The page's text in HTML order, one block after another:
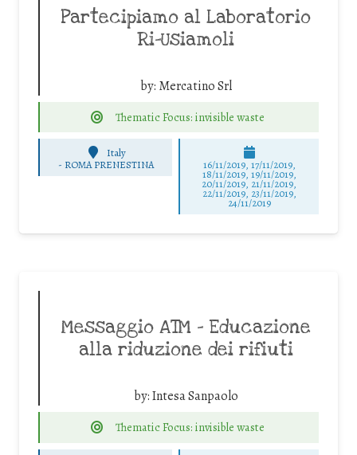
Partecipiamo al Laboratorio
Ri-Usiamoli
by: Mercatino Srl
Thematic Focus: invisible waste
Italy
- ROMA PRENESTINA 16/11/2019, 17/11/2019,
18/11/2019, 19/11/2019,
20/11/2019, 21/11/2019,
22/11/2019, 23/11/2019,
24/11/2019
Messaggio ATM – Educazione
alla riduzione dei rifiuti
by:Intesa Sanpaolo
Thematic Focus: invisible waste